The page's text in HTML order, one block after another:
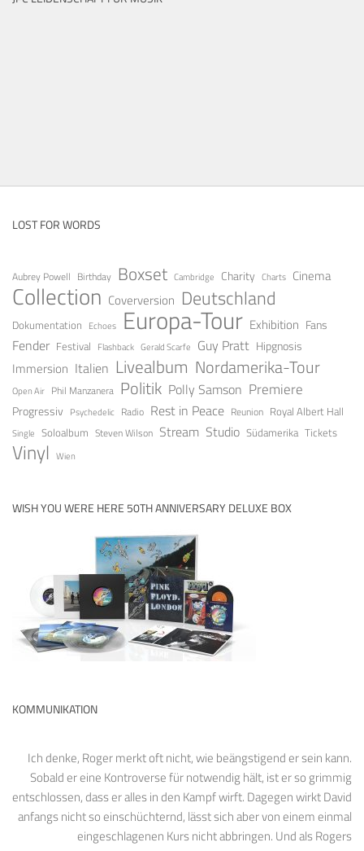
LOST FOR WORDS
Aubrey Powell Birthday Boxset Cambridge Charity Charts Cinema
Collection Coverversion Deutschland
Dokumentation Echoes Europa-Tour Exhibition Fans
Fender Festival Flashback Gerald Scarfe Guy Pratt Hipgnosis
Immersion Italien Livealbum Nordamerika-Tour
Open Air Phil Manzanera Politik Polly Samson Premiere
Progressiv Psychedelic Radio Rest in Peace Reunion Royal Albert Hall
Single Soloalbum Steven Wilson Stream Studio Südamerika Tickets
Vinyl Wien
WISH YOU WERE HERE 50TH ANNIVERSARY DELUXE BOX
KOMMUNIKATION
Ich denke, Roger merkt oft nicht, wie beängstigend er sein kann.
Sobald er eine Kontroverse für notwendig hält, ist er so grimmig
entschlossen, dass er alles in den Kampf wirft. Dagegen wirkt David
anfangs nicht so einschüchternd, lässt sich aber von einem einmal
eingeschlagenen Kurs nicht abbringen. Und als Rogers